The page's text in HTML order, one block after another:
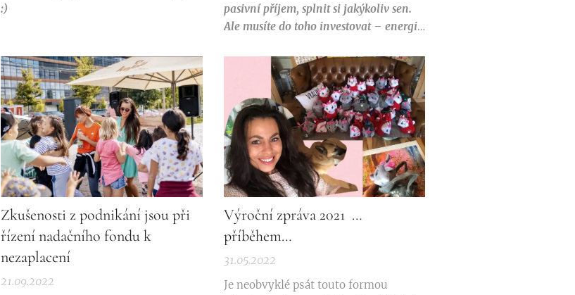
:)
pasivní příjem, splnit si jakýkoliv sen.
Ale musíte do toho investovat – energii,
z pasivity a sen se nesplní nějakým
kouzlem.😉
Zkušenosti z podnikání jsou při
řízení nadačního fondu k
nezaplacení
21.09.2022
Výroční zpráva 2021 …
příběhem…
31.05.2022
Je neobvyklé psát touto formou